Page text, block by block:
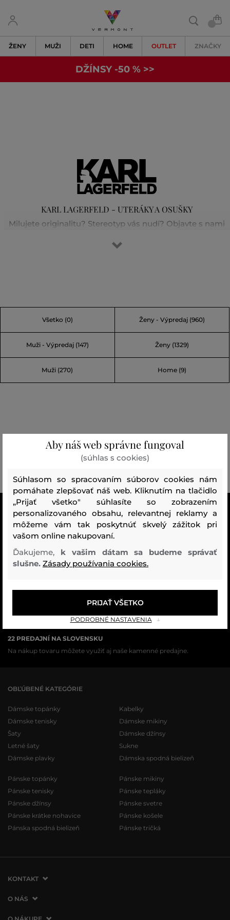
ŽENY MUŽI DETI HOME OUTLET ZNAČKY
DŽÍNSY -50 % >>
KARL LAGERFELD - UTERÁKY A OSUŠKY
Milujete originalitu? Stereotyp vás nudí? Objavte s nami
parížskeho štýlu a rock-chic elegancie. Karl bol originálny,
Všetko (0) Ženy - Výpredaj(960)
Muži - Výpredaj(147) Ženy(1329)
Muži (270) Home(9)
VŠETKO SKLADOM
Všetok tovar v e-shope máme na sklade.
Výhradné zastúpenie a predaj značky na Slovensku. Kupujete 100%
originál.
DOPRAVA A VRÁTENIE ZADARMO
Doprava nad 74,90 EUR je vždy zadarmo, za vrátenie tovaru u nás
nikdy neplatíte.
22 PREDAJNÍ NA SLOVENSKU
Na nákup tovaru môžete využiť aj naše kamenné predajne.
OBĽÚBENÉ KATEGÓRIE
Dámske topánky
Dámske tenisky
Šaty
Letné šaty
Dámske plavky
Kabelky
Dámske mikiny
Dámske džínsy
Sukne
Dámska spodná bielizeň
Pánske topánky
Pánske tenisky
Pánske džínsy
Pánske krátke nohavice
Pánska spodná bielizeň
Pánske mikiny
Pánske tepláky
Pánske svetre
Pánske košele
Pánske tričká
KONTAKT
VERMONT Services Slovakia s. r. o.
O NÁS
Aby náš web správne fungoval
(súhlas s cookies)
Súhlasom so spracovaním súborov cookies nám
pomáhate zlepšovať náš web. Kliknutím na tlačidlo
„Prijať všetko" súhlasíte so zobrazením
personalizovaného obsahu, relevantnej reklamy a
môžeme vám tak poskytnúť skvelý zážitok pri
vašom online nakupovaní.
Ďakujeme, k vašim dátam sa budeme správať
slušne. Zásady používania cookies.
PODROBNÉ NASTAVENIA
PRIJAŤ VŠETKO